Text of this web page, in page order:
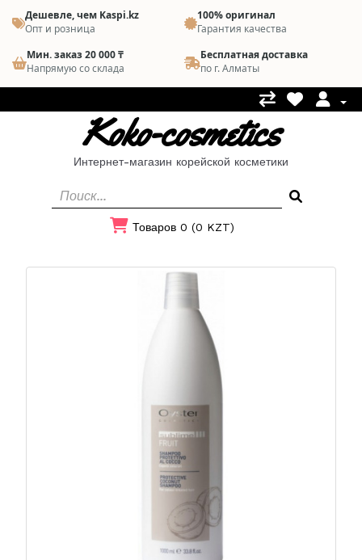
Дешевле, чем Kaspi.kz
Опт и розница
100% оригинал
Гарантия качества
Мин. заказ 20 000 ₸
Напрямую со склада
Бесплатная доставка
по г. Алматы
Koko-cosmetics
Интернет-магазин корейской косметики
Товаров 0 (0 KZT)